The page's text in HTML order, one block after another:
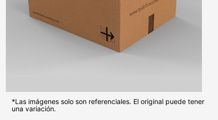
*Las imágenes solo son referenciales. El original puede tener
una variación.